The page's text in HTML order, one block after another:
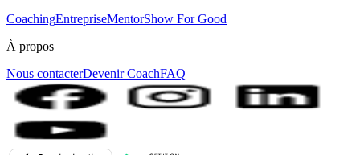
CoachingEntrepriseMentorShow For Good
À propos
Nous contacterDevenir CoachFAQ